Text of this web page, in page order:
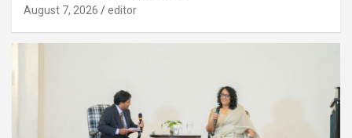
August 7, 2026 editor